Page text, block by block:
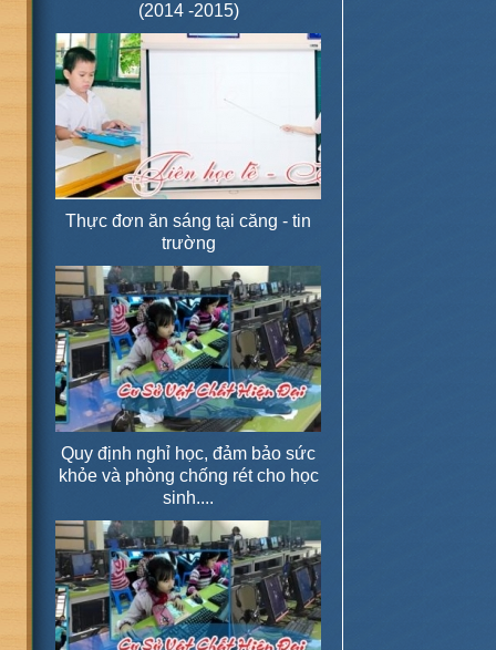
(2014 -2015)
Thực đơn ăn sáng tại căng - tin
trường
Quy định nghỉ học, đảm bảo sức
khỏe và phòng chống rét cho học
sinh....